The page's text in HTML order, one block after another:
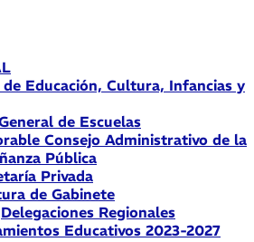
Educación, Cultura, Infancias y
de Escuelas
Consejo Administrativo de la
Pública
Privada
de Gabinete
Delegaciones Regionales
Educativos 2023-2027